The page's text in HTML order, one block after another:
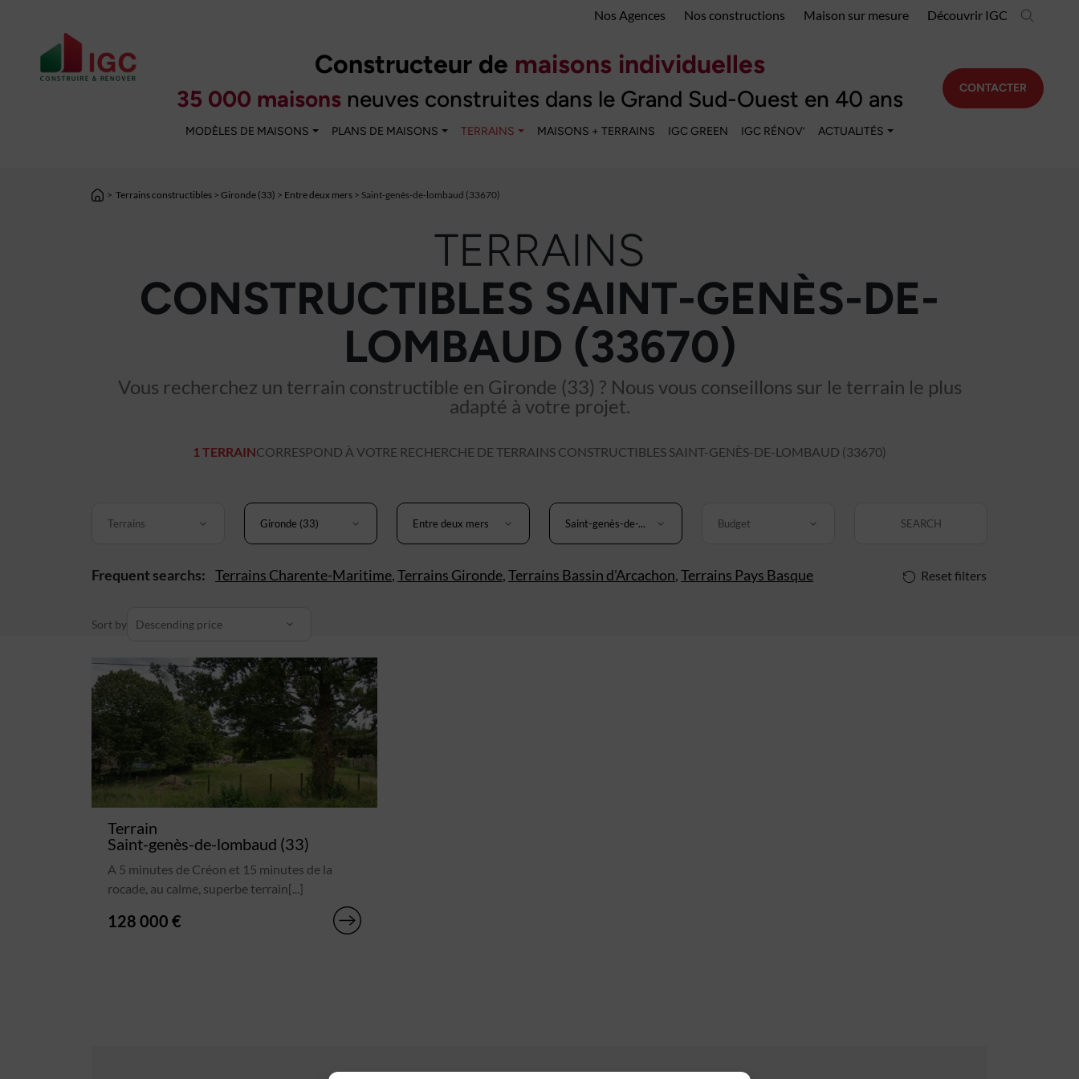
Nos Agences Nos constructions Maison sur mesure Découvrir IGC
Constructeur de maisons individuelles
35 000 maisonsneuves construites dans le Grand Sud-Ouest en 40 ans
MODÈLES DE MAISONS PLANS DE MAISONS TERRAINS MAISONS + TERRAINS IGC GREEN IGC RÉNOV’ ACTUALITÉS
CONTACTER
> Terrains constructibles > Gironde (33) > Entre deux mers > Saint-genès-de-lombaud (33670)
TERRAINS
CONSTRUCTIBLES SAINT-GENÈS-DE-
LOMBAUD (33670)
Vous recherchez un terrain constructible en Gironde (33) ? Nous vous conseillons sur le terrain le plus
adapté à votre projet.
1 TERRAINCORRESPOND À VOTRE RECHERCHE DE TERRAINS CONSTRUCTIBLES SAINT-GENÈS-DE-LOMBAUD (33670)
Terrains Gironde (33) Entre deux mers Saint-genès-de-... Budget SEARCH
Frequent searchs: Terrains Charente-Maritime,Terrains Gironde,Terrains Bassin d'Arcachon,Terrains Pays Basque Reset filters
Sort by Descending price
Terrain
Saint-genès-de-lombaud (33)
A 5 minutes de Créon et 15 minutes de la
rocade, au calme, superbe terrain[...]
128 000 €